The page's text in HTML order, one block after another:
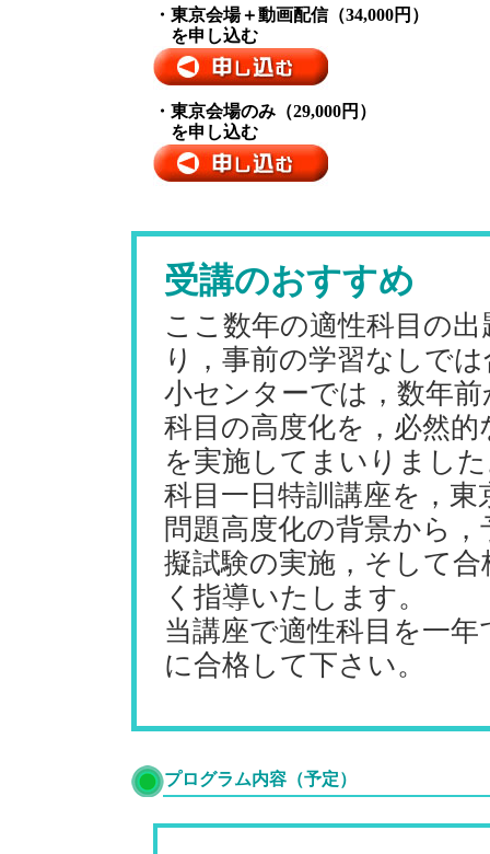
・東京会場＋動画配信（34,000円）
を申し込む
・東京会場のみ（29,000円）
を申し込む
受講のおすすめ
ここ数年の適性科目の
り，事前の学習なしで
小センターでは，数年
科目の高度化を，必然
を実施してまいりまし
科目一日特訓講座を，
問題高度化の背景から
擬試験の実施，そして
く指導いたします。
当講座で適性科目を一
に合格して下さい。
プログラム内容（予定）